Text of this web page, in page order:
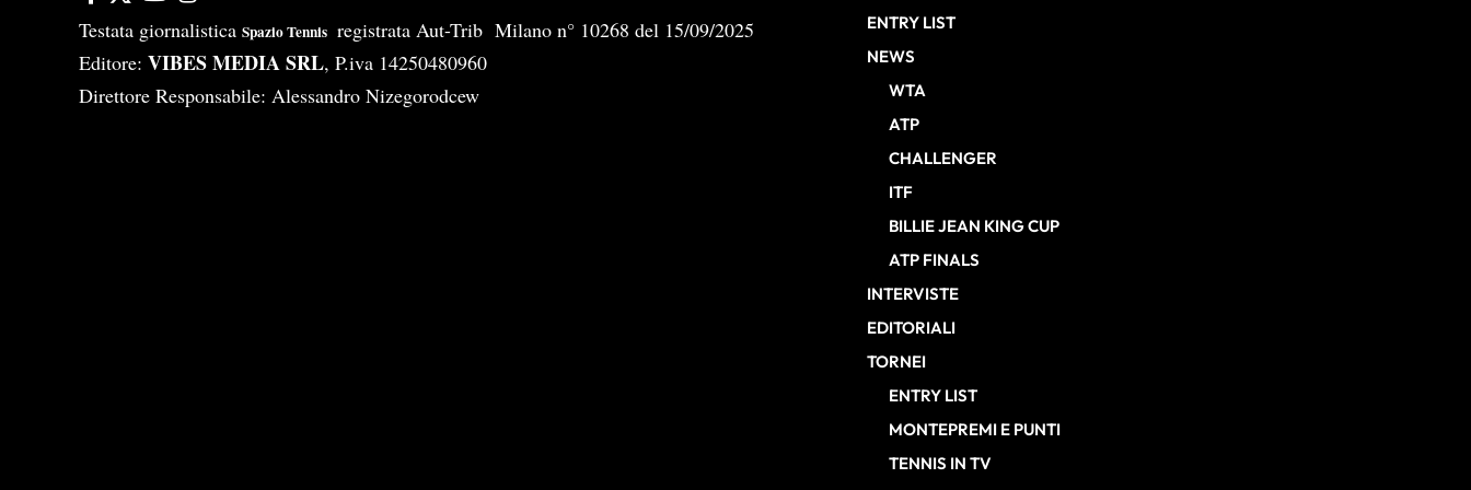
Testata giornalistica Spazio Tennis registrata Aut-Trib Milano n° 10268 del 15/09/2025
Editore: VIBES MEDIA SRL, P.iva 14250480960
Direttore Responsabile: Alessandro Nizegorodcew
ENTRY LIST
NEWS
WTA
ATP
CHALLENGER
ITF
BILLIE JEAN KING CUP
ATP FINALS
INTERVISTE
EDITORIALI
TORNEI
ENTRY LIST
MONTEPREMI E PUNTI
TENNIS IN TV